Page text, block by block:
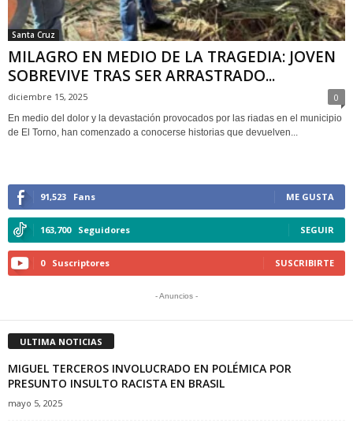
Santa Cruz
MILAGRO EN MEDIO DE LA TRAGEDIA: JOVEN
SOBREVIVE TRAS SER ARRASTRADO...
diciembre 15, 2025 0
En medio del dolor y la devastación provocados por las riadas en el municipio
de El Torno, han comenzado a conocerse historias que devuelven...
91,523 Fans ME GUSTA
163,700 Seguidores SEGUIR
0 Suscriptores SUSCRIBIRTE
- Anuncios -
ULTIMA NOTICIAS
MIGUEL TERCEROS INVOLUCRADO EN POLÉMICA POR
PRESUNTO INSULTO RACISTA EN BRASIL
mayo 5, 2025